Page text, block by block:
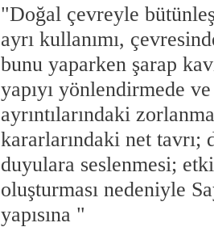
"Doğal çevreyle
ayrı kullanımı,
bunu yaparken şarap
yapıyı yönlendirmede
ayrıntılarındaki
kararlarındaki net tavrı;
duyulara seslenmesi;
oluşturması nedeniyle
yapısına "